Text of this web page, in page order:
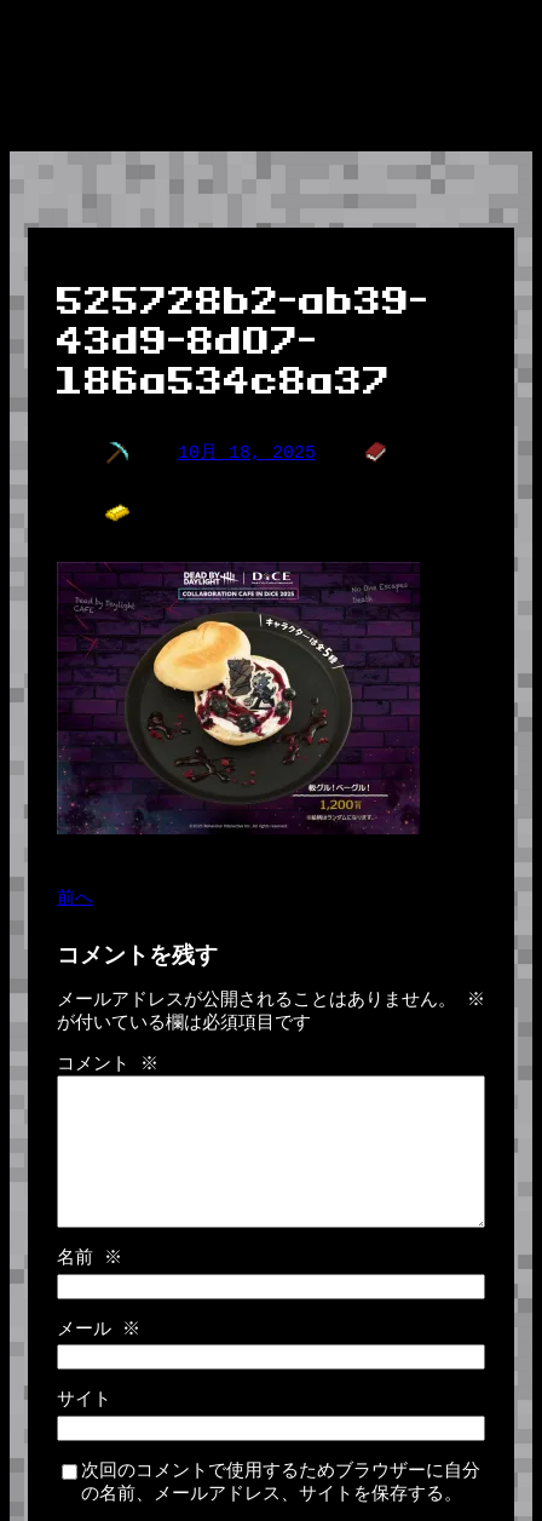
525728b2-ab39-
43d9-8d07-
186a534c8a37
10月 18, 2025
前へ
コメントを残す
メールアドレスが公開されることはありません。
※
が付いている欄は必須項目です
コメント
※
名前 ※
メール ※
サイト
次回のコメントで使用するためブラウザーに自分
の名前、メールアドレス、サイトを保存する。